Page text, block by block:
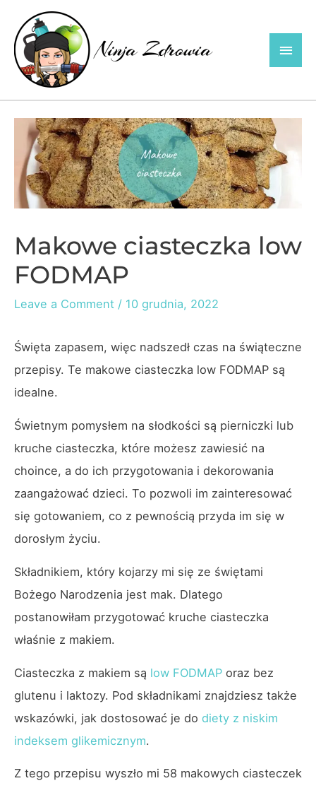
content
Main
Makowe ciasteczka low
FODMAP
Leave a Comment / 10 grudnia, 2022
Święta zapasem, więc nadszedł czas na świąteczne
przepisy. Te makowe ciasteczka low FODMAP są
idealne.
Świetnym pomysłem na słodkości są pierniczki lub
kruche ciasteczka, które możesz zawiesić na
choince, a do ich przygotowania i dekorowania
zaangażować dzieci. To pozwoli im zainteresować
się gotowaniem, co z pewnością przyda im się w
dorosłym życiu.
Składnikiem, który kojarzy mi się ze świętami
Bożego Narodzenia jest mak. Dlatego
postanowiłam przygotować kruche ciasteczka
właśnie z makiem.
Ciasteczka z makiem są low FODMAP oraz bez
glutenu i laktozy. Pod składnikami znajdziesz także
wskazówki, jak dostosować je do diety z niskim
indeksem glikemicznym.
Z tego przepisu wyszło mi 58 makowych ciasteczek